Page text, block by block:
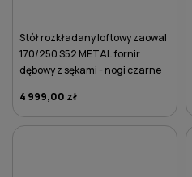
Stół rozkładany loftowy zaowal
170/250 S52 METAL fornir
dębowy z sękami - nogi czarne
4 999,00 zł